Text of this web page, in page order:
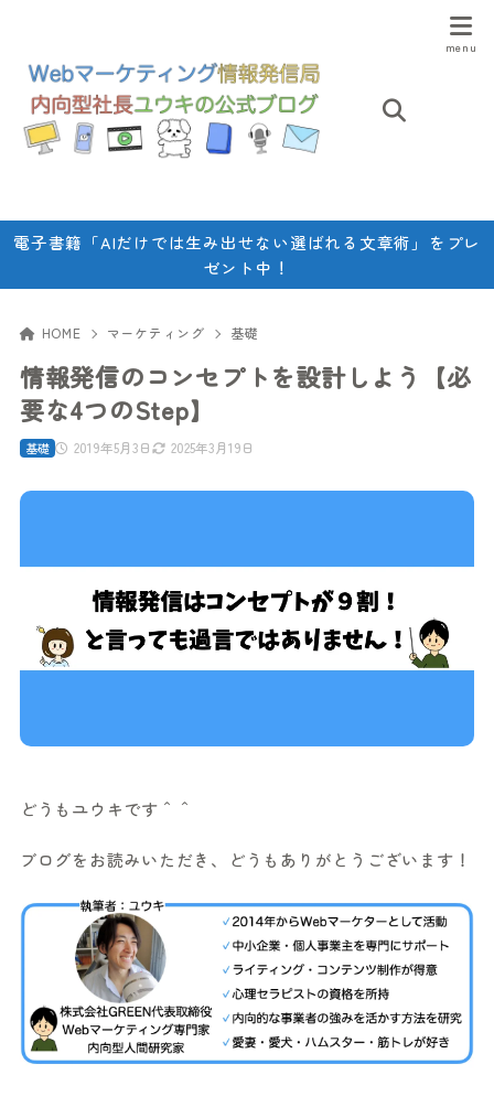
電子書籍「AIだけでは生み出せない選ばれる文章術」をプレ
ゼント中！
HOME マーケティング 基礎
情報発信のコンセプトを設計しよう【必
要な4つのStep】
2019年5月3日 2025年3月19日
基礎
どうもユウキです＾＾
ブログをお読みいただき、どうもありがとうございます！